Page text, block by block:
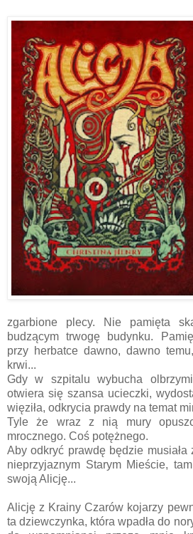
zgarbione plecy. Nie pamięta
budzącym trwogę budynku.
przy herbatce dawno, dawno
krwi...
Gdy w szpitalu wybucha
otwiera się szansa ucieczki,
więziła, odkrycia prawdy na temat
Tyle że wraz z nią mury
mrocznego. Coś potężnego.
Aby odkryć prawdę będzie
nieprzyjaznym Starym Mieście,
swoją Alicję...
Alicję z Krainy Czarów kojarzy
ta dziewczynka, która wpadła do